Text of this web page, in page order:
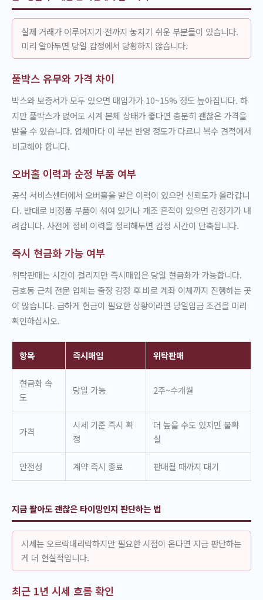
실제 거래가 이루어지기 전까지 놓치기 쉬운 부분들이 있습니다.
미리 알아두면 당일 감정에서 당황하지 않습니다.
풀박스 유무와 가격 차이
박스와 보증서가 모두 있으면 매입가가 10~15% 정도 높아집니다. 하
지만 풀박스가 없어도 시계 본체 상태가 좋다면 충분히 괜찮은 가격을
받을 수 있습니다. 업체마다 이 부분 반영 정도가 다르니 복수 견적에서
비교해야 합니다.
오버홀 이력과 순정 부품 여부
공식 서비스센터에서 오버홀을 받은 이력이 있으면 신뢰도가 올라갑니
다. 반대로 비정품 부품이 섞여 있거나 개조 흔적이 있으면 감정가가 내
려갑니다. 사전에 정비 이력을 정리해두면 감정 시간이 단축됩니다.
즉시 현금화 가능 여부
위탁판매는 시간이 걸리지만 즉시매입은 당일 현금화가 가능합니다.
금호동 근처 전문 업체는 출장 감정 후 바로 계좌 이체까지 진행하는 곳
이 많습니다. 급하게 현금이 필요한 상황이라면 당일입금 조건을 미리
확인하십시오.
항목 즉시매입 위탁판매
현금화 속
도
당일 가능 2주~수개월
가격
시세 기준 즉시 확
정
더 높을 수도 있지만 불확
실
안전성 계약 즉시 종료 판매될 때까지 대기
지금 팔아도 괜찮은 타이밍인지 판단하는 법
시세는 오르락내리락하지만 필요한 시점이 온다면 지금 판단하는
게 더 현실적입니다.
최근 1년 시세 흐름 확인